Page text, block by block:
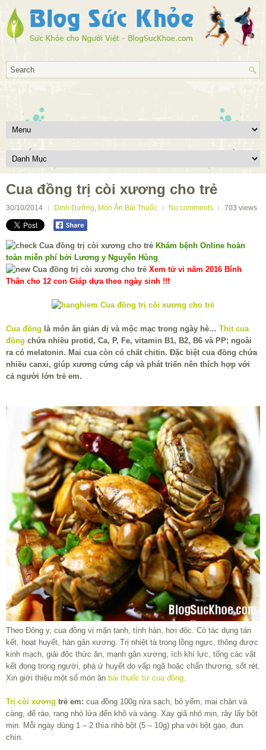
Cua đồng trị còi xương cho trẻ
30/10/2014 Dinh Dưỡng, Món Ăn Bài Thuốc No comments 703 views
Khám bệnh Online hoàn
toàn miễn phí bởi Lương y Nguyễn Hùng
Xem tử vi năm 2016 Bính
Thân cho 12 con Giáp dựa theo ngày sinh !!!
Cua đồng là món ăn giản dị và mộc mạc trong ngày hè… Thịt cua
đồng chứa nhiều protid, Ca, P, Fe, vitamin B1, B2, B6 và PP; ngoài
ra có melatonin. Mai cua còn có chất chitin. Đặc biệt cua đồng chứa
nhiều canxi, giúp xương cứng cáp và phát triển nên thích hợp với
cả người lớn trẻ em.
Theo Đông y, cua đồng vị mặn tanh, tính hàn, hơi độc. Có tác dụng tán
kết, hoạt huyết, hàn gân xương. Trị nhiệt tà trong lồng ngực, thông được
kinh mạch, giải độc thức ăn, mạnh gân xương, ích khí lực, tống các vật
kết đọng trong người, phá ứ huyết do vấp ngã hoặc chấn thương, sốt rét.
Xin giới thiệu một số món ăn bài thuốc từ cua đồng
Trị còi xương trẻ em: cua đồng 100g rửa sạch, bỏ yếm, mai chân và
càng, để ráo, rang nhỏ lửa đến khô và vàng. Xay giã nhỏ mịn, rây lấy bột
mịn. Mỗi ngày dùng 1 – 2 thìa nhỏ bột (5 – 10g) pha với bột gạo, đun
chín.